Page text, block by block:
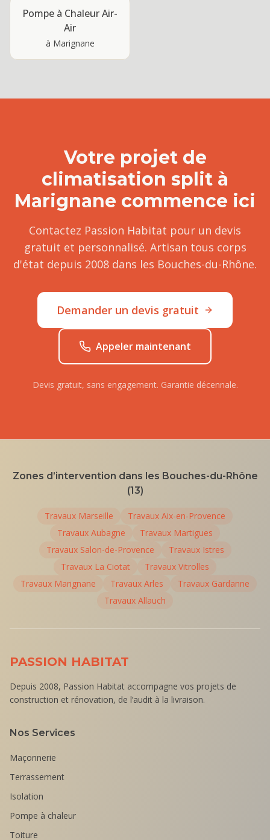
Pompe à Chaleur Air-
Air
à Marignane
Votre projet de
climatisation split à
Marignane commence ici
Contactez Passion Habitat pour un devis
gratuit et personnalisé. Artisan tous corps
d'état depuis 2008 dans les Bouches-du-Rhône.
Demander un devis gratuit
Appeler maintenant
Devis gratuit, sans engagement. Garantie décennale.
Zones d’intervention dans les Bouches-du-Rhône
(13)
Travaux Marseille Travaux Aix-en-Provence
Travaux Aubagne Travaux Martigues
Travaux Salon-de-Provence Travaux Istres
Travaux La Ciotat Travaux Vitrolles
Travaux Marignane Travaux Arles Travaux Gardanne
Travaux Allauch
PASSION HABITAT
Depuis 2008, Passion Habitat accompagne vos projets de
construction et rénovation, de l’audit à la livraison.
Nos Services
Maçonnerie
Terrassement
Isolation
Pompe à chaleur
Toiture